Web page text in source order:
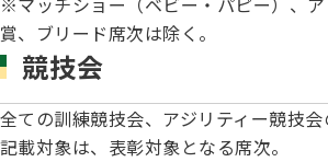
3分でわかるジャパンケネルクラブ
ジャパンケネルクラブチャンネル
ティーカッププードル、豆柴について
アジリティー競技会
フライボール競技会
審査員
アニマル衛生士
賞、ブリード席次は除く。
競技会
全ての訓練競技会、アジリティー競技会
記載対象は、表彰対象となる席次。